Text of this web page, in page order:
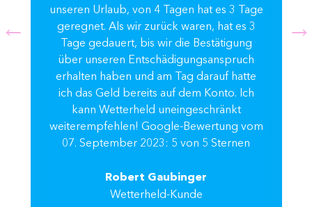
unseren Urlaub, von 4 Tagen hat es 3 Tage
geregnet. Als wir zurück waren, hat es 3
Tage gedauert, bis wir die Bestätigung
über unseren Entschädigungsanspruch
erhalten haben und am Tag darauf hatte
ich das Geld bereits auf dem Konto. Ich
kann Wetterheld uneingeschränkt
weiterempfehlen! Google-Bewertung vom
07. September 2023: 5 von 5 Sternen
Robert Gaubinger
Wetterheld-Kunde